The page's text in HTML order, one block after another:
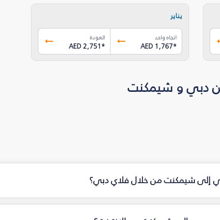
يناير
اتجاه واحد
AED 1,767*
العودة
AED 2,751*
دبي و شيمكنت
إلى شيمكنت من خلال فلاي دبي؟